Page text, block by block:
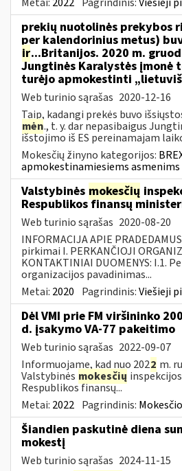
prekių nuotolinės prekybos
per kalendorinius metus)
ir...Britanijos. 2020 m.
Jungtinės Karalystės įmonė
turėjo apmokestinti
Web turinio sąrašas 2020-12-16
Taip, kadangi prekės buvo
mėn., t. y. dar nepasibaigus
išstojimo iš ES pereinamajam
Mokesčių žinyno kategorijos:
apmokestinamiesiems asmenims
Valstybinės mokesčių
Respublikos finansų
Web turinio sąrašas 2020-08-20
INFORMACIJA APIE
pirkimai I. PERKANČIOJI
KONTAKTINIAI DUOMENYS: I.1.
organizacijos pavadinimas...
Metai: 2020 Pagrindinis:Viešieji
Dėl VMI prie FM viršininko
d. įsakymo VA-77 pakeitimo
Web turinio sąrašas 2022-09-07
Informuojame, kad nuo 2022 m.
Valstybinės mokesčių
Respublikos finansų...
Metai: 2022 Pagrindinis:
Šiandien paskutinė diena
mokestį
Web turinio sąrašas 2024-11-15